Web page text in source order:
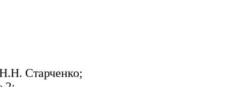
Старченко;